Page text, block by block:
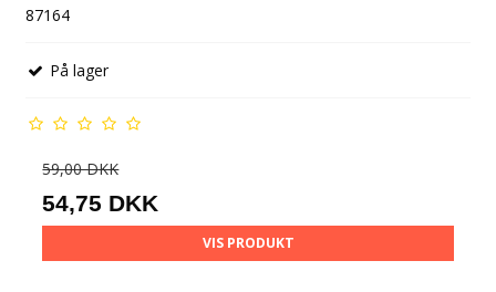
87164
På lager
59,00 DKK
54,75 DKK
VIS PRODUKT